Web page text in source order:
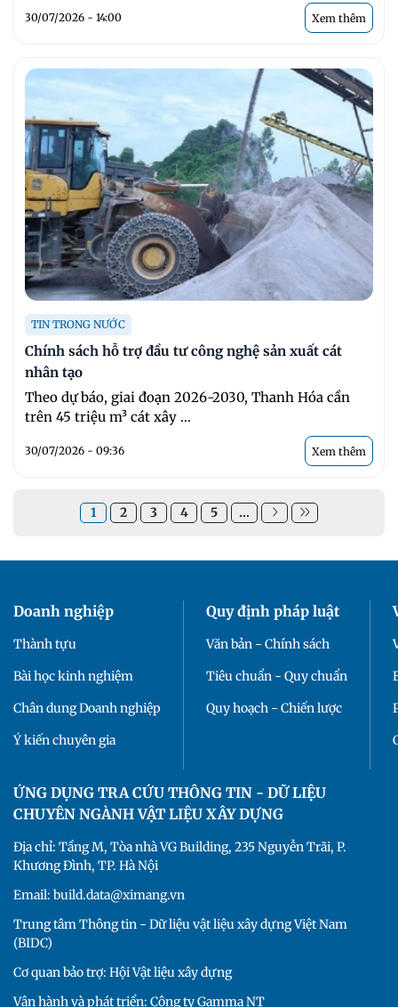
30/07/2026 - 14:00 Xem thêm
TIN TRONG NƯỚC
Chính sách hỗ trợ đầu tư công nghệ sản xuất cát
nhân tạo
Theo dự báo, giai đoạn 2026-2030, Thanh Hóa cần
trên 45 triệu m³ cát xây ...
30/07/2026 - 09:36 Xem thêm
1 2 3 4 5 ...
Doanh nghiệp
Thành tựu
Bài học kinh nghiệm
Chân dung Doanh nghiệp
Ý kiến chuyên gia
Quy định pháp luật
Văn bản - Chính sách
Tiêu chuẩn - Quy chuẩn
Quy hoạch - Chiến lược
ỨNG DỤNG TRA CỨU THÔNG TIN - DỮ LIỆU
CHUYÊN NGÀNH VẬT LIỆU XÂY DỰNG
Địa chỉ: Tầng M, Tòa nhà VG Building, 235 Nguyễn Trãi, P.
Khương Đình, TP. Hà Nội
Email: build.data@ximang.vn
Trung tâm Thông tin - Dữ liệu vật liệu xây dựng Việt Nam
(BIDC)
Cơ quan bảo trợ: Hội Vật liệu xây dựng
Vận hành và phát triển: Công ty Gamma NT